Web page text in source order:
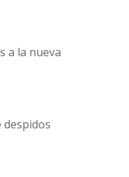
a la nueva
despidos